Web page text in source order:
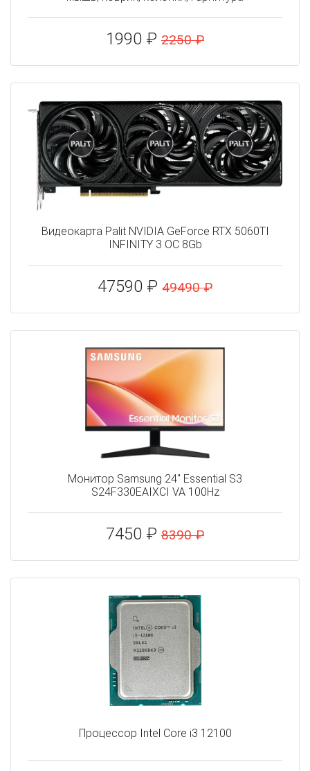
1990 ₽ 2250 ₽
Видеокарта Palit NVIDIA GeForce RTX 5060TI
INFINITY 3 OC 8Gb
47590 ₽ 49490 ₽
Монитор Samsung 24" Essential S3
S24F330EAIXCI VA 100Hz
7450 ₽ 8390 ₽
Процессор Intel Core i3 12100